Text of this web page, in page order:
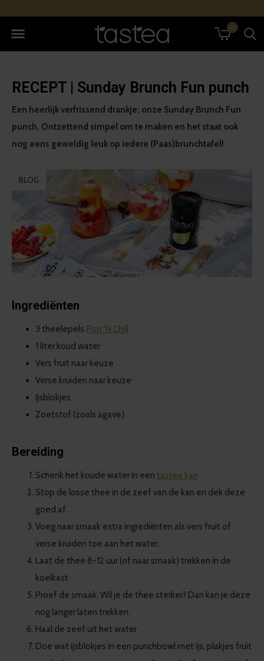
0
RECEPT | Sunday Brunch Fun punch
Een heerlijk verfrissend drankje; onze Sunday Brunch Fun
punch. Ontzettend simpel om te maken en het staat ook
nog eens geweldig leuk op iedere (Paas)brunchtafel!
BLOG
Ingrediënten
3 theelepels Pop ‘N Chill
1 liter koud water
Vers fruit naar keuze
Verse kruiden naar keuze
IJsblokjes
Zoetstof (zoals agave)
Bereiding
Schenk het koude water in een tastea kan
Stop de losse thee in de zeef van de kan en dek deze
goed af.
Voeg naar smaak extra ingrediënten als vers fruit of
verse kruiden toe aan het water.
Laat de thee 8-12 uur (of naar smaak) trekken in de
koelkast
Proef de smaak. Wil je de thee sterker? Dan kan je deze
nog langer laten trekken.
Haal de zeef uit het water
Doe wat ijsblokjes in een punchbowl met ijs, plakjes fruit